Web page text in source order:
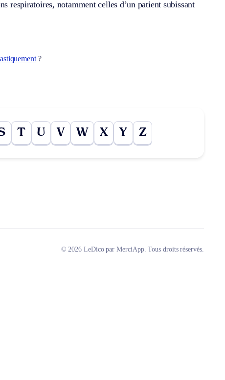
respiratoires, notamment celles d’un patient subissant
?
T U V W X Y Z
© 2026 LeDico par MerciApp. Tous droits réservés.